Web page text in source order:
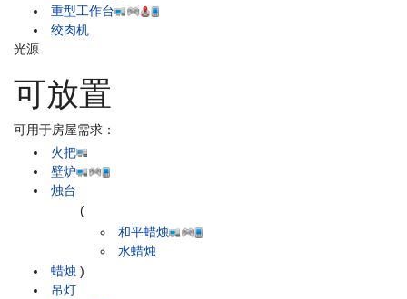
重型工作台
绞肉机
光源
可放置
可用于房屋需求：
火把
壁炉
烛台
蜡烛
(
和平蜡烛
水蜡烛
)
吊灯